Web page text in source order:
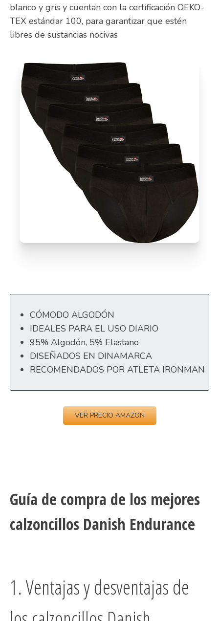
blanco y gris y cuentan con la certificación OEKO-
TEX estándar 100, para garantizar que estén
libres de sustancias nocivas
CÓMODO ALGODÓN
IDEALES PARA EL USO DIARIO
95% Algodón, 5% Elastano
DISEÑADOS EN DINAMARCA
RECOMENDADOS POR ATLETA IRONMAN
VER PRECIO AMAZON
Guía de compra de los mejores
calzoncillos Danish Endurance
1. Ventajas y desventajas de